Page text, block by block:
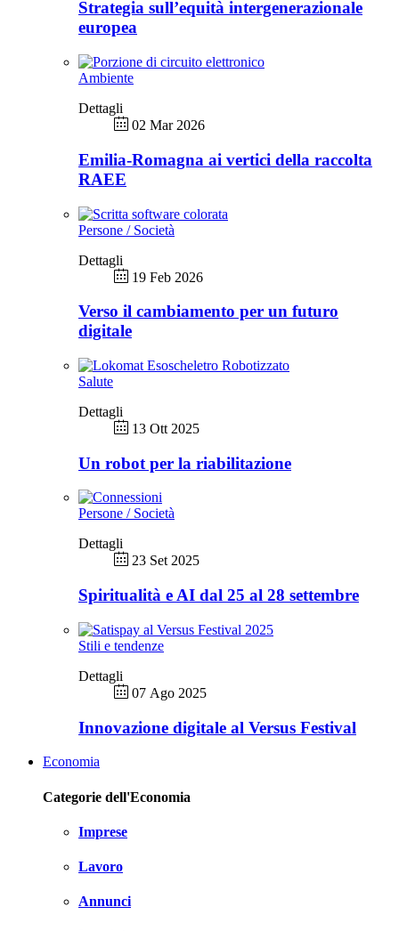
Strategia sull’equità intergenerazionale
europea
Ambiente
Dettagli
02 Mar 2026
Emilia-Romagna ai vertici della raccolta
RAEE
Persone / Società
Dettagli
19 Feb 2026
Verso il cambiamento per un futuro
digitale
Salute
Dettagli
13 Ott 2025
Un robot per la riabilitazione
Persone / Società
Dettagli
23 Set 2025
Spiritualità e AI dal 25 al 28 settembre
Stili e tendenze
Dettagli
07 Ago 2025
Innovazione digitale al Versus Festival
Economia
Categorie dell'Economia
Imprese
Lavoro
Annunci